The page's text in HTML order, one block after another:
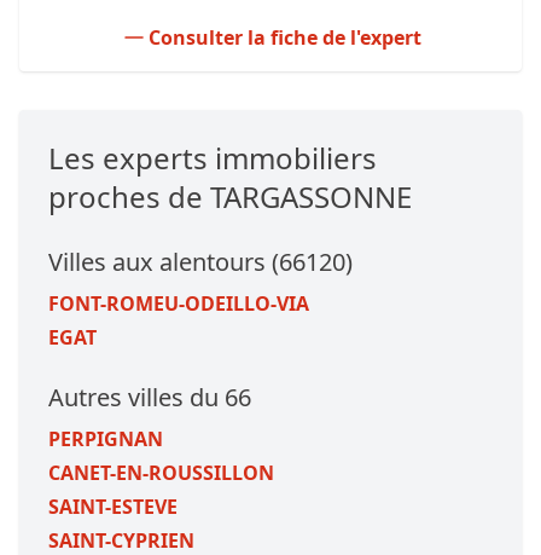
Consulter la fiche de l'expert
Les experts immobiliers
proches de TARGASSONNE
Villes aux alentours (66120)
FONT-ROMEU-ODEILLO-VIA
EGAT
Autres villes du 66
PERPIGNAN
CANET-EN-ROUSSILLON
SAINT-ESTEVE
SAINT-CYPRIEN